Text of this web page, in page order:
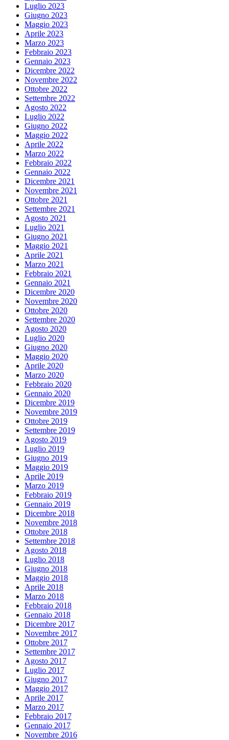
Luglio 2023
Giugno 2023
Maggio 2023
Aprile 2023
Marzo 2023
Febbraio 2023
Gennaio 2023
Dicembre 2022
Novembre 2022
Ottobre 2022
Settembre 2022
Agosto 2022
Luglio 2022
Giugno 2022
Maggio 2022
Aprile 2022
Marzo 2022
Febbraio 2022
Gennaio 2022
Dicembre 2021
Novembre 2021
Ottobre 2021
Settembre 2021
Agosto 2021
Luglio 2021
Giugno 2021
Maggio 2021
Aprile 2021
Marzo 2021
Febbraio 2021
Gennaio 2021
Dicembre 2020
Novembre 2020
Ottobre 2020
Settembre 2020
Agosto 2020
Luglio 2020
Giugno 2020
Maggio 2020
Aprile 2020
Marzo 2020
Febbraio 2020
Gennaio 2020
Dicembre 2019
Novembre 2019
Ottobre 2019
Settembre 2019
Agosto 2019
Luglio 2019
Giugno 2019
Maggio 2019
Aprile 2019
Marzo 2019
Febbraio 2019
Gennaio 2019
Dicembre 2018
Novembre 2018
Ottobre 2018
Settembre 2018
Agosto 2018
Luglio 2018
Giugno 2018
Maggio 2018
Aprile 2018
Marzo 2018
Febbraio 2018
Gennaio 2018
Dicembre 2017
Novembre 2017
Ottobre 2017
Settembre 2017
Agosto 2017
Luglio 2017
Giugno 2017
Maggio 2017
Aprile 2017
Marzo 2017
Febbraio 2017
Gennaio 2017
Novembre 2016